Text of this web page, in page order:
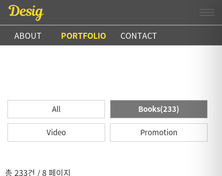
ABOUT PORTFOLIO CONTACT
All Books(233)
Video Promotion
총 233건 / 8 페이지